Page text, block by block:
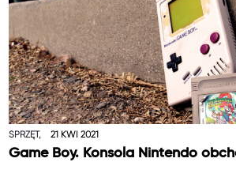
SPRZĘT, 21 KWI 2021
Game Boy. Konsola Nintendo